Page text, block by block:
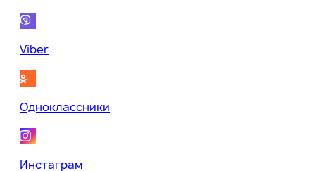
Viber
Одноклассники
Инстаграм